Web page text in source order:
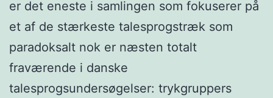
er det eneste i samlingen som fokuserer på
et af de stærkeste talesprogstræk som
paradoksalt nok er næsten totalt
fraværende i danske
talesprogsundersøgelser: trykgruppers